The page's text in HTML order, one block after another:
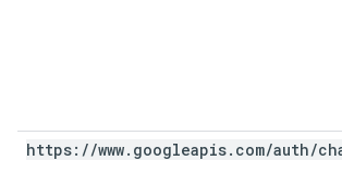
https: //www. googleapis. com/auth/